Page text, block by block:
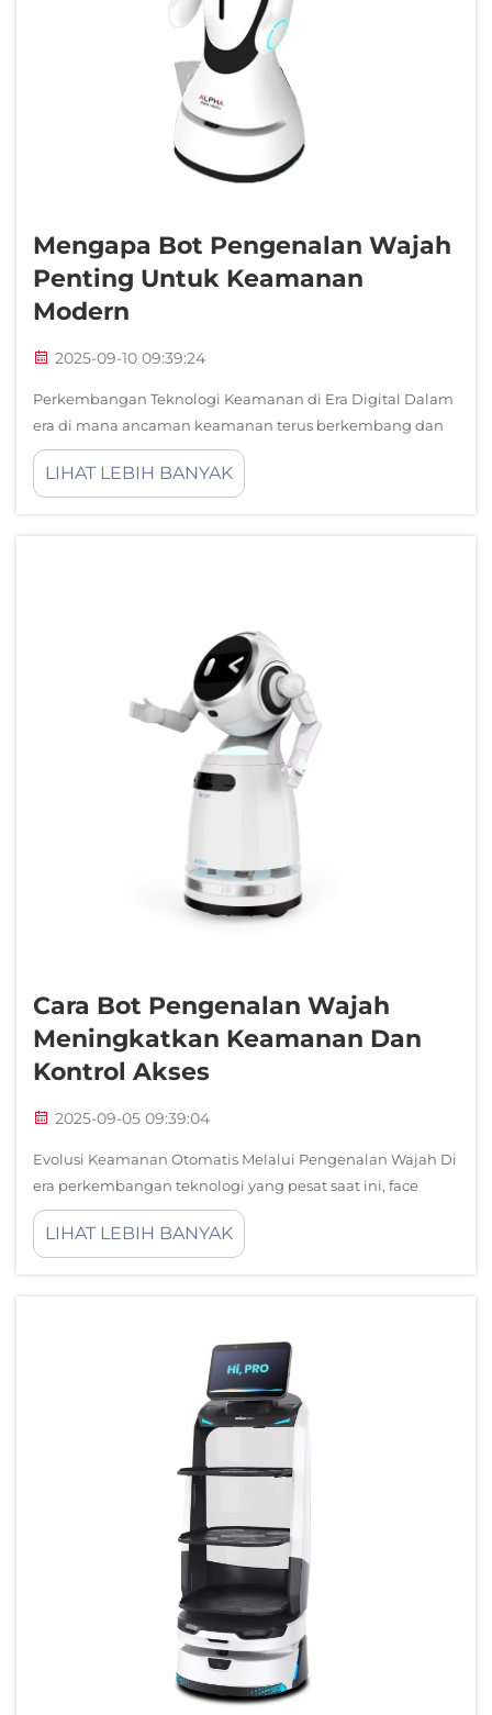
Mengapa Bot Pengenalan Wajah
Penting Untuk Keamanan
Modern
2025-09-10 09:39:24
Perkembangan Teknologi Keamanan di Era Digital Dalam
era di mana ancaman keamanan terus berkembang dan
semakin canggih, face recognition bots telah muncul
sebagai solusi inovatif yang mengubah cara kita
mendekati keselamatan dan surv...
LIHAT LEBIH BANYAK
Cara Bot Pengenalan Wajah
Meningkatkan Keamanan Dan
Kontrol Akses
2025-09-05 09:39:04
Evolusi Keamanan Otomatis Melalui Pengenalan Wajah Di
era perkembangan teknologi yang pesat saat ini, face
recognition bots telah menjadi fondasi dalam infrastruktur
keamanan modern. Sistem canggih ini menggabungkan
kecerdasan...
LIHAT LEBIH BANYAK